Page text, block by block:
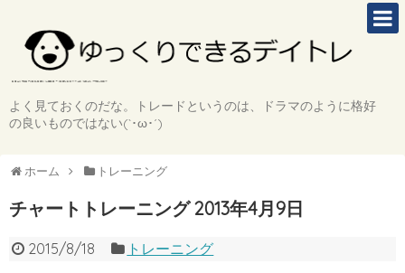
よく見ておくのだな。トレードというのは、ドラマのように格好
の良いものではない(`･ω･´)
ホーム トレーニング
チャートトレーニング 2013年4月9日
2015/8/18 トレーニング